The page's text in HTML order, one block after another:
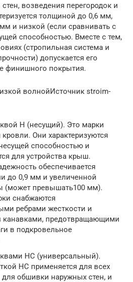
возведения перегородок и
толщиной до 0,6 мм,
и низкой (если сравнивать с
способностью. Вместе с тем,
(стропильная система и
допускается его
финишного покрытия.
волнойИсточник stroim-
Н (несущий). Это марки
Они характеризуются
способностью и
для устройства крыш.
обеспечивается
до 0,9 мм и увеличенной
(может превышать100 мм).
снабжаются
ребрами жесткости и
канавками, предотвращающими
в подкровельное
НС (универсальный).
НС применяется для всех
для обшивки наружных стен, и